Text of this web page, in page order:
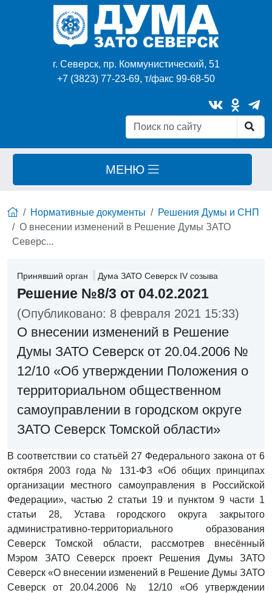
г. Северск, пр. Коммунистический, 51
+7 (3823) 77-23-69, т/факс 99-68-50
МЕНЮ
Нормативные документы
Решения Думы и СНП
О внесении изменений в Решение Думы ЗАТО
Северс...
Принявший орган Дума ЗАТО Северск IV созыва
Решение №8/3 от 04.02.2021
(Опубликовано: 8 февраля 2021 15:33)
О внесении изменений в Решение
Думы ЗАТО Северск от 20.04.2006 №
12/10 «Об утверждении Положения о
территориальном общественном
самоуправлении в городском округе
ЗАТО Северск Томской области»
В соответствии со статьёй 27 Федерального закона от 6
октября 2003 года № 131-ФЗ «Об общих принципах
организации местного самоуправления в Российской
Федерации», частью 2 статьи 19 и пунктом 9 части 1
статьи 28, Устава городского округа закрытого
административно-территориального образования
Северск Томской области, рассмотрев внесённый
Мэром ЗАТО Северск проект Решения Думы ЗАТО
Северск «О внесении изменений в Решение Думы ЗАТО
Северск от 20.04.2006 № 12/10 «Об утверждении